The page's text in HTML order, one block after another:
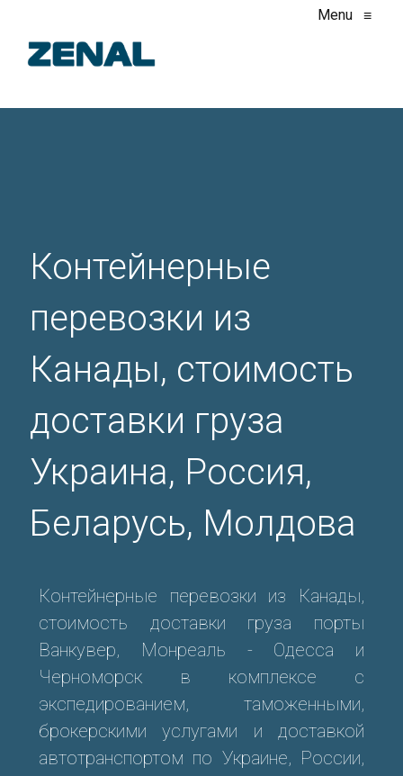
Menu ≡
Контейнерные
перевозки из
Канады, стоимость
доставки груза
Украина, Россия,
Беларусь, Молдова
Контейнерные перевозки из Канады,
стоимость доставки груза порты
Ванкувер, Монреаль - Одесса и
Черноморск в комплексе с
экспедированием, таможенными,
брокерскими услугами и доставкой
автотранспортом по Украине, России,